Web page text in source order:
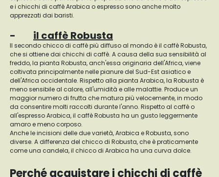
e i chicchi di caffè Arabica o espresso sono anche molto
apprezzati dai baristi.
- il caffè Robusta
Il secondo chicco di caffè più diffuso al mondo è il caffè Robusta,
che si ottiene dai chicchi di caffè. A causa della sua sensibilità al
freddo, la pianta Robusta, anch'essa originaria dell'Africa, viene
coltivata principalmente nelle pianure del Sud-Est asiatico e
dell'Africa occidentale. Rispetto alla pianta Arabica, la Robusta è
meno sensibile al calore, all'umidità e alle malattie. Produce un
maggior numero di frutta che matura più velocemente, in modo
da consentire molti raccolti durante l'anno. Rispetto al caffè o
all'espresso Arabica, il caffè Robusta ha un gusto leggermente
amaro e meno corposo.
Anche le incisioni delle due varietà, Arabica e Robusta, sono
diverse. A differenza del chicco di Robusta, che è praticamente
come una candela, il chicco di Arabica ha una curva dolce.
Perché acquistare i chicchi di caffè